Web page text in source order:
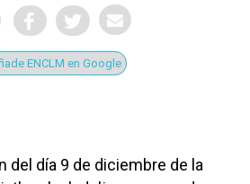
ENCLM en Google
del día 9 de diciembre de la